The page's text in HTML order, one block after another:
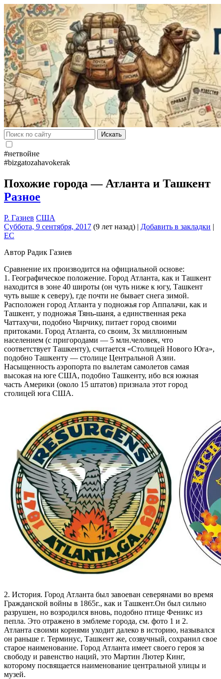
Искать
#нетвойне
#bizgatozahavokerak
Похожие города — Атланта и Ташкент
Разное
Р. Газиев США
Суббота, 9 сентября, 2017 (9 лет назад) | Добавить в закладки |
EC
Автор Радик Газиев
Сравнение их производится на официальной основе:
1. Географическое положение. Город Атланта, как и Ташкент
находится в зоне 40 широты (он чуть ниже к югу, Ташкент
чуть выше к северу), где почти не бывает снега зимой.
Расположен город Атланта у подножья гор Аппалачи, как и
Ташкент, у подножья Тянь-шаня, а единственная река
Чаттахучи, подобно Чирчику, питает город своими
притоками. Город Атланта, со своим, 3х миллионным
населением (с пригородами — 5 млн.человек, что
соответствует Ташкенту), считается «Столицей Нового Юга»,
подобно Ташкенту — столице Центральной Азии.
Насыщенность аэропорта по вылетам самолетов самая
высокая на юге США, подобно Ташкенту, ибо вся южная
часть Америки (около 15 штатов) признала этот город
столицей юга США.
2. История. Город Атланта был завоеван северянами во время
Гражданской войны в 1865г., как и Ташкент.Он был сильно
разрушен, но возродился вновь, подобно птице Феникс из
пепла. Это отражено в эмблеме города, см. фото 1 и 2.
Атланта своими корнями уходит далеко в историю, назывался
он раньше г. Терминус, Ташкент же, созвучный, сохранил свое
старое наименование. Город Атланта имеет своего героя за
свободу и равенство наций, это Мартин Лютер Кинг,
которому посвящается наименование центральной улицы и
музей.